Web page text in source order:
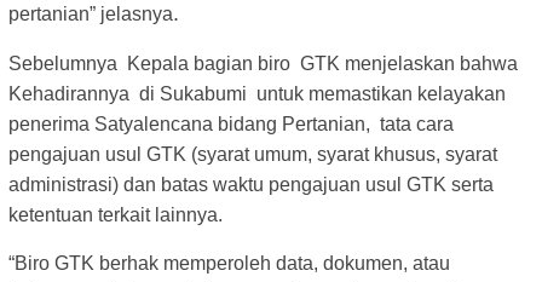
pertanian” jelasnya.
Sebelumnya Kepala bagian biro GTK menjelaskan bahwa
Kehadirannya di Sukabumi untuk memastikan kelayakan
penerima Satyalencana bidang Pertanian, tata cara
pengajuan usul GTK (syarat umum, syarat khusus, syarat
administrasi) dan batas waktu pengajuan usul GTK serta
ketentuan terkait lainnya.
“Biro GTK berhak memperoleh data, dokumen, atau